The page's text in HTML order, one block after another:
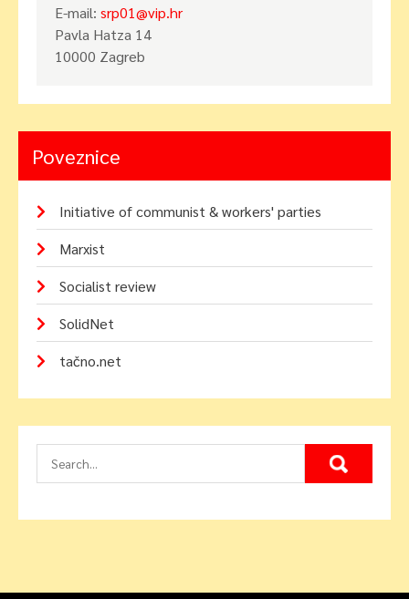
E-mail: srp01@vip.hr
Pavla Hatza 14
10000 Zagreb
Poveznice
Initiative of communist & workers' parties
Marxist
Socialist review
SolidNet
tačno.net